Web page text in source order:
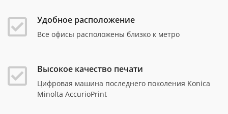
Удобное расположение
Все офисы расположены близко к метро
Высокое качество печати
Цифровая машина последнего поколения Konica
Minolta AccurioPrint